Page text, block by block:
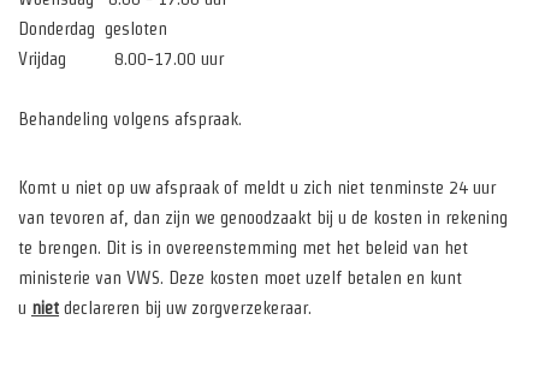
Donderdag gesloten
Vrijdag 8.00-17.00 uur
Behandeling volgens afspraak.
Komt u niet op uw afspraak of meldt u zich niet tenminste 24 uur
van tevoren af, dan zijn we genoodzaakt bij u de kosten in rekening
te brengen. Dit is in overeenstemming met het beleid van het
ministerie van VWS. Deze kosten moet uzelf betalen en kunt
u niet declareren bij uw zorgverzekeraar.